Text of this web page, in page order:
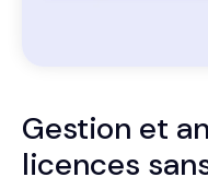
Gestion et
licences